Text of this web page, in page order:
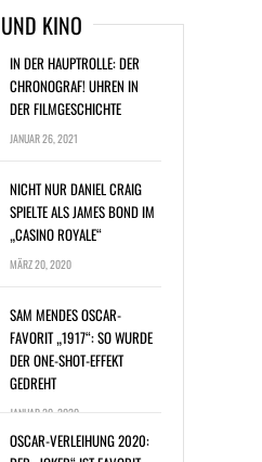
KINO
IN DER HAUPTROLLE: DER
DER FILMGESCHICHTE
JANUAR 26, 2021
„CASINO ROYALE“
MÄRZ 20, 2020
DER ONE-SHOT-EFFEKT
GEDREHT
JANUAR 20, 2020
OSCAR-VERLEIHUNG 2020:
„1917“ IST